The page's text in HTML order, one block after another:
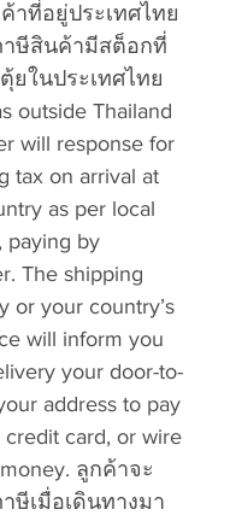
าที่อยู่ประเทศไทย
ษีสินค้ามีสต็อกที่
ยในประเทศไทย
outside Thailand
will response for
tax on arrival at
as per local
paying by
The shipping
or your country’s
will inform you
your door-to-
address to pay
credit card, or wire
ลูกค้าจะ
ษีเมื่อเดินทางมา